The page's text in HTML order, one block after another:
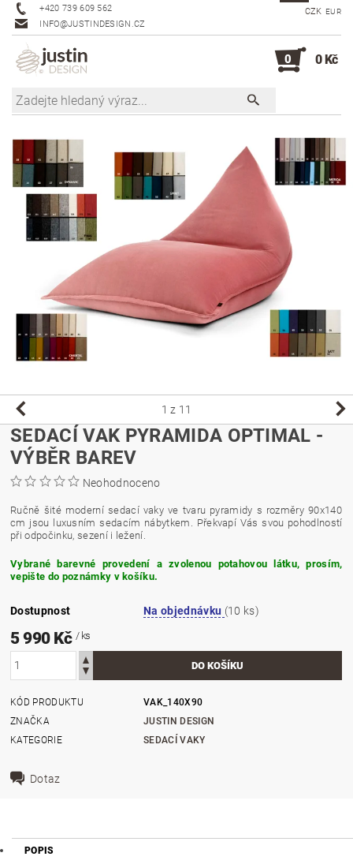
+420 739 609 562
INFO@JUSTINDESIGN.CZ
CZK EUR
0 0 Kč
1 z 11
SEDACÍ VAK PYRAMIDA OPTIMAL -
VÝBĚR BAREV
Neohodnoceno
Ručně šité moderní sedací vaky ve tvaru pyramidy s rozměry 90x140
cm jsou luxusním sedacím nábytkem. Překvapí Vás svou pohodlností
při odpočinku, sezení i ležení.
Vybrané barevné provedení a zvolenou potahovou látku, prosím,
vepište do poznámky v košíku.
Dostupnost Na objednávku (10 ks)
5 990 Kč / ks
KÓD PRODUKTU
VAK_140X90
ZNAČKA
JUSTIN DESIGN
KATEGORIE
SEDACÍ VAKY
Dotaz
POPIS